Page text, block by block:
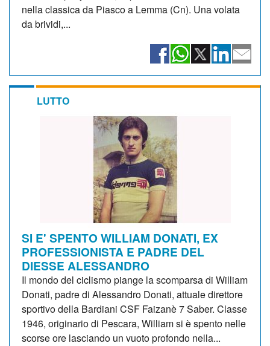
nella classica da Piasco a Lemma (Cn). Una volata
da brividi,...
LUTTO
SI E' SPENTO WILLIAM DONATI, EX
PROFESSIONISTA E PADRE DEL
DIESSE ALESSANDRO
Il mondo del ciclismo piange la scomparsa di William
Donati, padre di Alessandro Donati, attuale direttore
sportivo della Bardiani CSF Faizanè 7 Saber. Classe
1946, originario di Pescara, William si è spento nelle
scorse ore lasciando un vuoto profondo nella...